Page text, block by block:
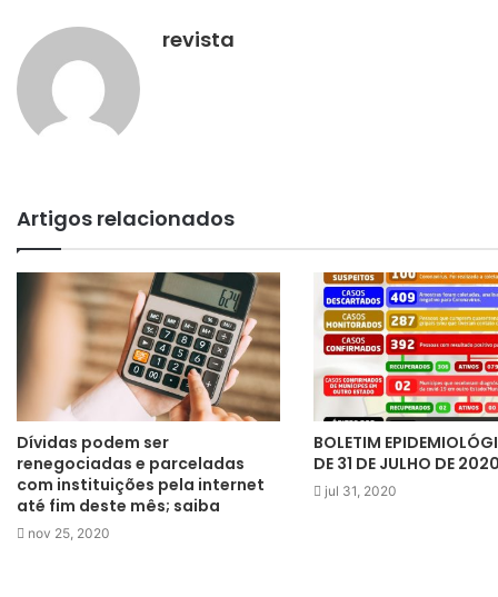
revista
Artigos relacionados
Dívidas podem ser
renegociadas e parceladas
com instituições pela internet
até fim deste mês; saiba
nov 25, 2020
BOLETIM
DE 31 DE JULHO DE
jul 31, 2020